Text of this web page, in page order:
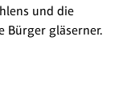
und die
Bürger gläserner.